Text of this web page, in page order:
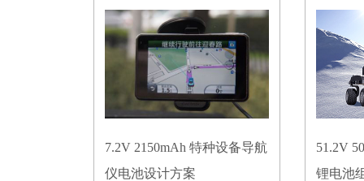
7.2V 2150mAh 特种设备导航
仪电池设计方案
51.2V
锂电池